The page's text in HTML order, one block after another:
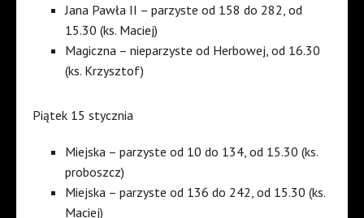
Jana Pawła II – parzyste od 158 do 282, od
15.30 (ks. Maciej)
Magiczna – nieparzyste od Herbowej, od 16.30
(ks. Krzysztof)
Piątek 15 stycznia
Miejska – parzyste od 10 do 134, od 15.30 (ks.
proboszcz)
Miejska – parzyste od 136 do 242, od 15.30 (ks.
Maciej)